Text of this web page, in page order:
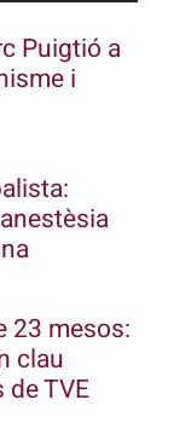
Puigtió a
i
23 mesos:
clau
TVE